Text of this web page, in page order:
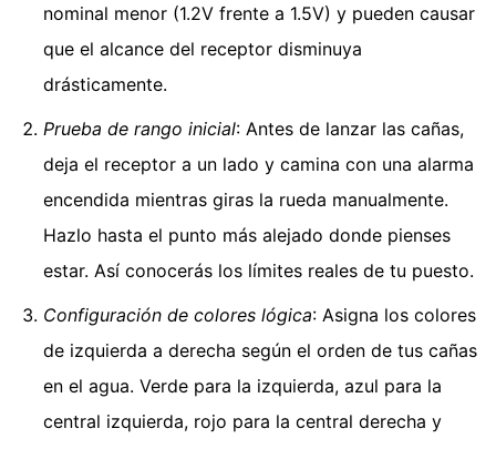
nominal menor (1.2V frente a 1.5V) y pueden causar
que el alcance del receptor disminuya
drásticamente.
Prueba de rango inicial: Antes de lanzar las cañas,
deja el receptor a un lado y camina con una alarma
encendida mientras giras la rueda manualmente.
Hazlo hasta el punto más alejado donde pienses
estar. Así conocerás los límites reales de tu puesto.
Configuración de colores lógica: Asigna los colores
de izquierda a derecha según el orden de tus cañas
en el agua. Verde para la izquierda, azul para la
central izquierda, rojo para la central derecha y